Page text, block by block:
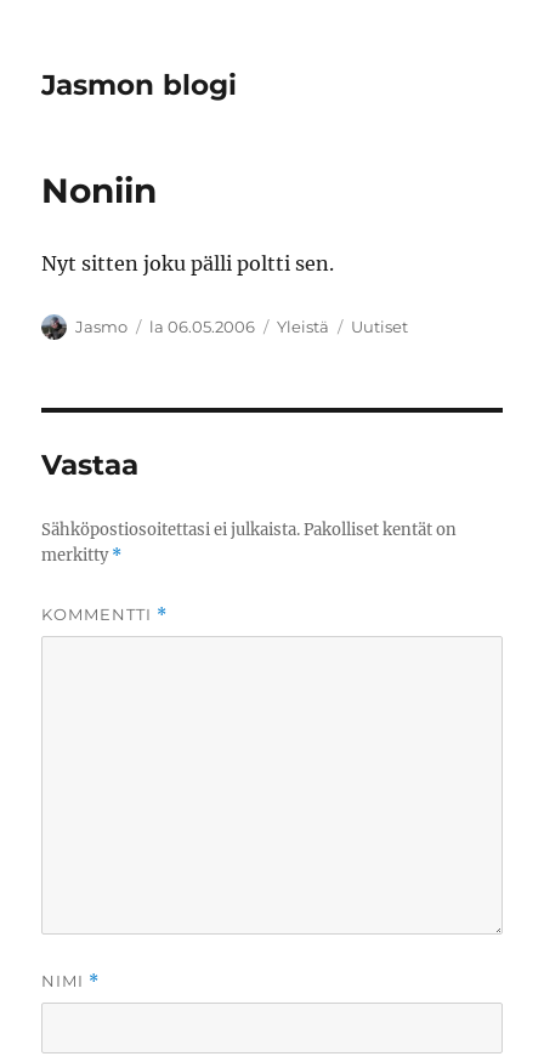
Jasmon blogi
Noniin
Nyt sitten joku pälli poltti sen.
Kirjoittaja
Jasmo Julkaistu
la 06.05.2006 Kategoriat
Yleistä Avainsanat
Uutiset
Vastaa
Sähköpostiosoitettasi ei julkaista. Pakolliset kentät on
merkitty*
KOMMENTTI *
NIMI *